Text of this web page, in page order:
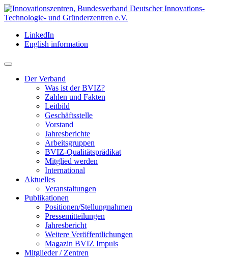
LinkedIn
English information
Der Verband
Was ist der BVIZ?
Zahlen und Fakten
Leitbild
Geschäftsstelle
Vorstand
Jahresberichte
Arbeitsgruppen
BVIZ-Qualitätsprädikat
Mitglied werden
International
Aktuelles
Veranstaltungen
Publikationen
Positionen/Stellungnahmen
Pressemitteilungen
Jahresbericht
Weitere Veröffentlichungen
Magazin BVIZ Impuls
Mitglieder / Zentren